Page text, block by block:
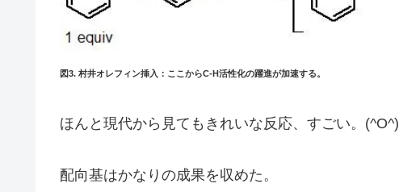
図3. 村井オレフィン挿入：ここからC-H活性化の躍進が加速する。
ほんと現代から見てもきれいな反応、すごい。(^O^)
配向基はかなりの成果を収めた。